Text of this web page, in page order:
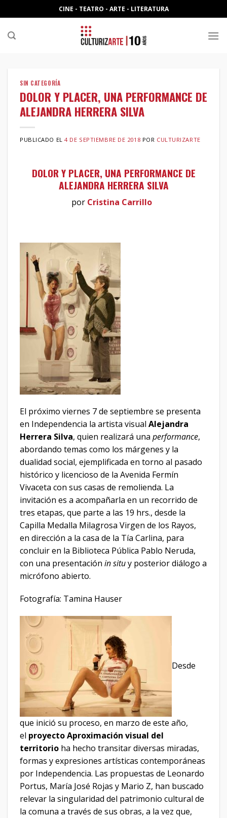
to
content
CINE - TEATRO - ARTE - LITERATURA
SIN CATEGORÍA
DOLOR Y PLACER, UNA PERFORMANCE DE
ALEJANDRA HERRERA SILVA
PUBLICADO EL4 DE SEPTIEMBRE DE 2018 POR CULTURIZARTE
DOLOR Y PLACER, UNA PERFORMANCE DE
ALEJANDRA HERRERA SILVA
por Cristina Carrillo
El próximo viernes 7 de septiembre se presenta
en Independencia la artista visual Alejandra
Herrera Silva, quien realizará una performance,
abordando temas como los márgenes y la
dualidad social, ejemplificada en torno al pasado
histórico y licencioso de la Avenida Fermín
Vivaceta con sus casas de remolienda. La
invitación es a acompañarla en un recorrido de
tres etapas, que parte a las 19 hrs., desde la
Capilla Medalla Milagrosa Virgen de los Rayos,
en dirección a la casa de la Tía Carlina, para
concluir en la Biblioteca Pública Pablo Neruda,
con una presentación in situy posterior diálogo a
micrófono abierto.
Fotografía: Tamina Hauser
Desde
que inició su proceso, en marzo de este año,
el proyecto Aproximación visual del
territorio ha hecho transitar diversas miradas,
formas y expresiones artísticas contemporáneas
por Independencia. Las propuestas de Leonardo
Portus, María José Rojas y Mario Z, han buscado
relevar la singularidad del patrimonio cultural de
la comuna a través de sus obras, a la vez que,